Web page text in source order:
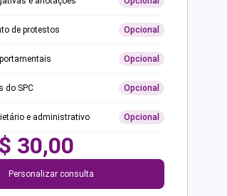
de protestos Opcional
Opcional
do SPC Opcional
e administrativo Opcional
30,00
Personalizar consulta